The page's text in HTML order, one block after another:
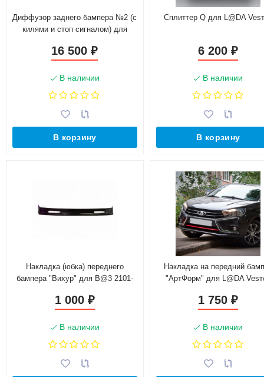
Диффузор заднего бампера №2 (с
килями и стоп сигналом) для
16 500₽
В наличии
В корзину
Сплиттер Q для L@DA
6 200₽
В наличии
В корзину
Накладка (юбка) переднего
бампера "Вихур" для B@3 2101-
1 000 ₽
В наличии
Накладка на передний
"АртФорм" для L@DA
1 750₽
В наличии